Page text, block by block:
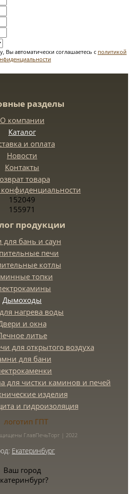
Вы автоматически соглашаетесь с политикой
разделы
О компании
Каталог
и оплата
Новости
Контакты
товара
152049
155971
продукции
для бань и саун
печи
котлы
топки
Дымоходы
нагрева воды
и окна
литье
для открытого воздуха
для бани
для чистки каминов и печей
изделия
и гидроизоляция
ГлавПечьТорг | 2022
Екатеринбург
Ваш город